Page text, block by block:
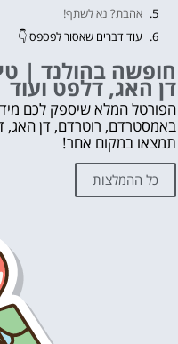
אהבת? נא לשתף!
עוד דברים שאסור לפספס 👇
מה לראות ולעשות בהולנד?
לחצו על הכפתור וקבלו את הכל
חופשה בהולנד |
דן האג, דלפט ועוד
הפורטל המלא שיספק לכם
באמסטרדם, רוטרדם, דן האג,
תמצאו במקום אחר!
כל ההמלצות